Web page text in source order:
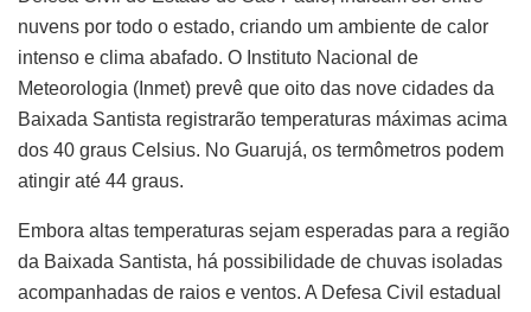
nuvens por todo o estado, criando um ambiente de calor
intenso e clima abafado. O Instituto Nacional de
Meteorologia (Inmet) prevê que oito das nove cidades da
Baixada Santista registrarão temperaturas máximas acima
dos 40 graus Celsius. No Guarujá, os termômetros podem
atingir até 44 graus.
Embora altas temperaturas sejam esperadas para a região
da Baixada Santista, há possibilidade de chuvas isoladas
acompanhadas de raios e ventos. A Defesa Civil estadual